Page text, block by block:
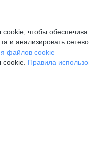
чтобы
и анализировать
файлов cookie
Правила